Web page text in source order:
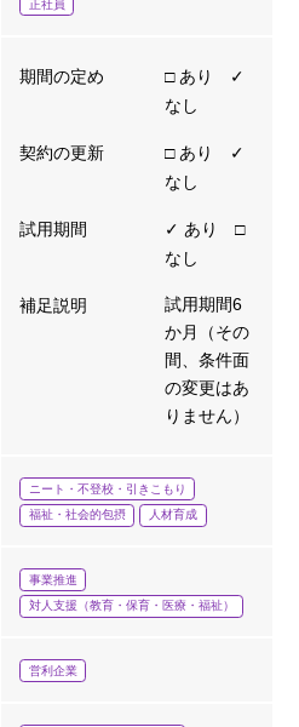
正社員
期間の定め
□ あり ✓
なし
契約の更新
□ あり ✓
なし
試用期間
✓ あり □
なし
補足説明
試用期間6
か月（その
間、条件面
の変更はあ
りません）
ニート・不登校・引きこもり
福祉・社会的包摂
人材育成
事業推進
対人支援（教育・保育・医療・福祉）
営利企業